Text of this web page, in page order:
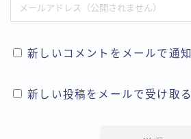
新しいコメントをメールで通知
新しい投稿をメールで受け取る